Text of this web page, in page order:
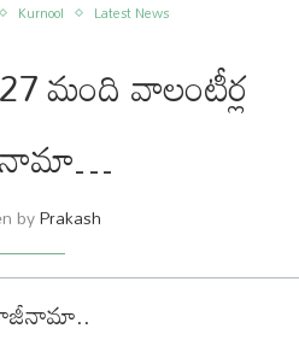
Kurnool Latest News
మంది వాలంటీర్ల
byPrakash
రాజీనామా..